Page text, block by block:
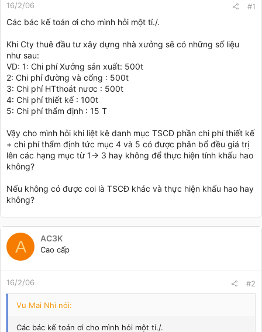
16/2/06 #1
Các bác kế toán ơi cho mình hỏi một tí./.
Khi Cty thuê đầu tư xây dựng nhà xưởng sẽ có những số liệu
như sau:
VD: 1: Chi phí Xưởng sản xuất: 500t
2: Chi phí đường và cổng : 500t
3: Chi phí HTthoát nươc : 500t
4: Chi phí thiết kế : 100t
5: Chi phí thẩm định : 15 T
Vậy cho mình hỏi khi liệt kê danh mục TSCĐ phần chi phí thiết kế
+ chi phí thẩm định tức mục 4 và 5 có được phân bổ đều giá trị
lên các hạng mục từ 1-> 3 hay không để thực hiện tính khấu hao
không?
Nếu không có được coi là TSCĐ khác và thực hiện khấu hao hay
không?
A AC3K
Cao cấp
16/2/06 #2
Vu Mai Nhi nói:
Các bác kế toán ơi cho mình hỏi một tí./.